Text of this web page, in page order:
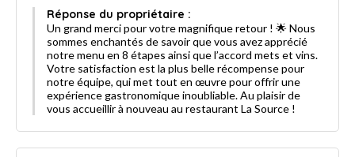
Réponse du propriétaire :
Un grand merci pour votre magnifique retour ! 🌟 Nous
sommes enchantés de savoir que vous avez apprécié
notre menu en 8 étapes ainsi que l’accord mets et vins.
Votre satisfaction est la plus belle récompense pour
notre équipe, qui met tout en œuvre pour offrir une
expérience gastronomique inoubliable. Au plaisir de
vous accueillir à nouveau au restaurant La Source !